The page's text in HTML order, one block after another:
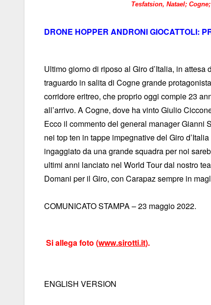
Tesfatsion, Natael;
DRONE HOPPER ANDRONI GIOCATTOLI:
Ultimo giorno di riposo al Giro d’Italia, in
traguardo in salita di Cogne grande
corridore eritreo, che proprio oggi compie 23
all’arrivo. A Cogne, dove ha vinto Giulio
Ecco il commento del general manager Gianni
nei top ten in tappe impegnative del Giro
ingaggiato da una grande squadra per noi
ultimi anni lanciato nel World Tour dal nostro
Domani per il Giro, con Carapaz sempre in
COMUNICATO STAMPA – 23 maggio 2022.
Si allega foto (www.sirotti.it).
ENGLISH VERSION